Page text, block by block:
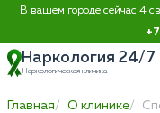
В вашем городе сейчас 4
Наркология 24/7
Наркологическая клиника
Главная О клинике